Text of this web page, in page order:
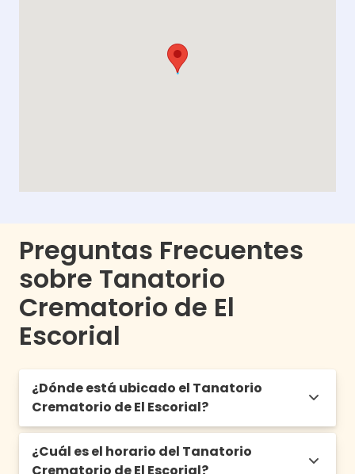
Preguntas Frecuentes
sobre Tanatorio
Crematorio de El
Escorial
¿Dónde está ubicado el Tanatorio
Crematorio de El Escorial?
Av. Felipe II, 28280 Funeraria, Madrid
¿Cuál es el horario del Tanatorio